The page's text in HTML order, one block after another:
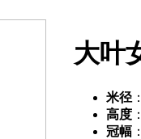
大叶
米径
高度
冠幅